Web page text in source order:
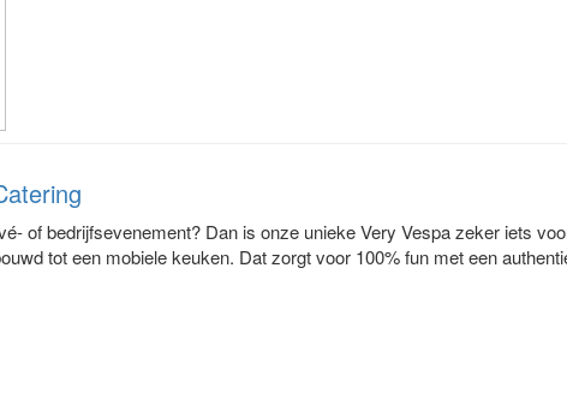
of bedrijfsevenement? Dan is onze unieke Very Vespa zeker iets
tot een mobiele keuken. Dat zorgt voor 100% fun met een